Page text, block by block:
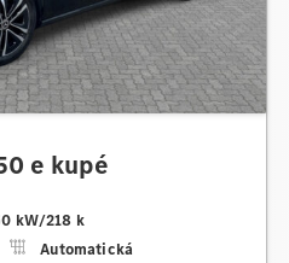
e kupé
kW/218 k
Automatická